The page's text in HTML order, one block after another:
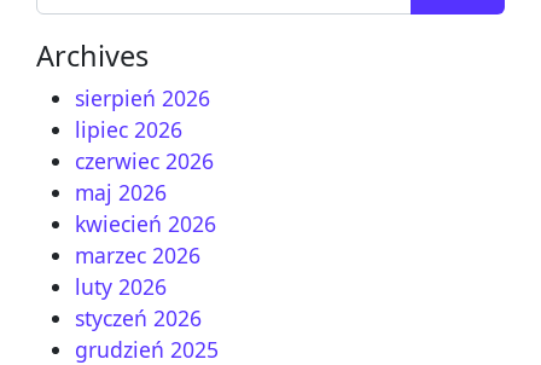
Archives
sierpień 2026
lipiec 2026
czerwiec 2026
maj 2026
kwiecień 2026
marzec 2026
luty 2026
styczeń 2026
grudzień 2025